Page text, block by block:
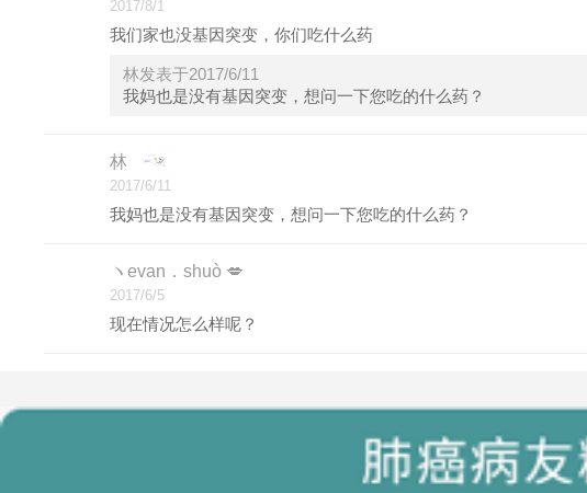
2017/8/1
我们家也没基因突变，你们吃什么药
林发表于2017/6/11
我妈也是没有基因突变，想问一下您吃的什么药？
林
2017/6/11
我妈也是没有基因突变，想问一下您吃的什么药？
ヽevan．shuò 💋
2017/6/5
现在情况怎么样呢？